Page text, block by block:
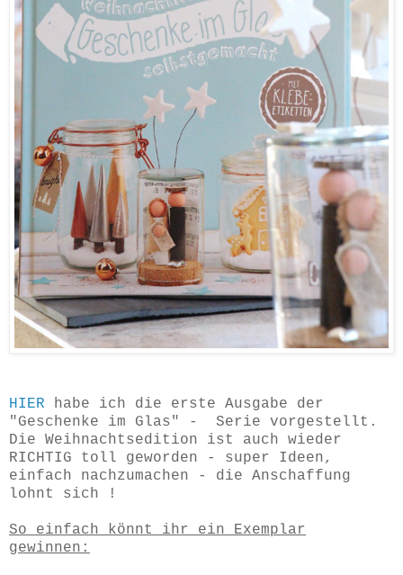
HIER habe ich die erste Ausgabe der
"Geschenke im Glas" - Serie vorgestellt.
Die Weihnachtsedition ist auch wieder
RICHTIG toll geworden - super Ideen,
einfach nachzumachen - die Anschaffung
lohnt sich !
So einfach könnt ihr ein Exemplar
gewinnen: